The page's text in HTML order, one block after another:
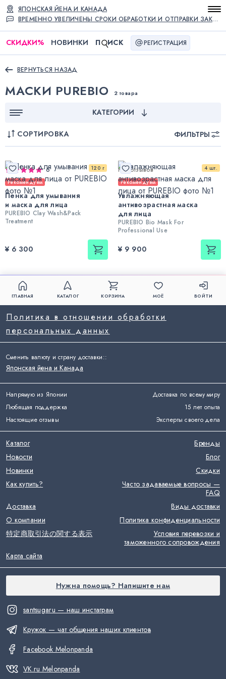
ВРЕМЕННО УВЕЛИЧЕНЫ СРОКИ ОБРАБОТКИ И ОТПРАВКИ ЗАКАЗОВ
ЯПОНСКАЯ ЙЕНА И КАНАДА
СКИДКИ% НОВИНКИ П ИСК РЕГИСТРАЦИЯ
ВЕРНУТЬСЯ НАЗАД
МАСКИ PUREBIO 2 товара
КАТЕГОРИИ
СОРТИРОВКА ФИЛЬТРЫ
120 г
6
Рекомендуем
Пенка для умывания
и маска для лица
PUREBIO Clay Wash&Pack
Treatment
¥ 6 300
4 шт.
Нет отзывов
Рекомендуем
Увлажняющая
антивозрастная маска
для лица
PUREBIO Bio Mask For
Professional Use
¥ 9 900
ГЛАВНАЯ КАТАЛОГ КОРЗИНА МОЁ ВОЙТИ
Напрямую из Японии
Доставка по всему миру
Любящая поддержка
15 лет опыта
Настоящие отзывы
Эксперты своего дела
santsugaru — наш инстаграм
Кружок — чат общения наших клиентов
Facebook Melonpanda
VK.ru Melonpanda
Политика в отношении обработки
персональных данных
Каталог
Бренды
Новости
Блог
Новинки
Скидки
Как купить?
Часто задаваемые вопросы —
FAQ
Доставка
Виды доставки
О компании
Политика конфиденциальности
特定商取引法の関する表示
Условия перевозки и
таможенного сопровождения
Карта сайта
Сменить валюту и страну доставки::
Японская йена и Канада
Нужна помощь? Напишите нам